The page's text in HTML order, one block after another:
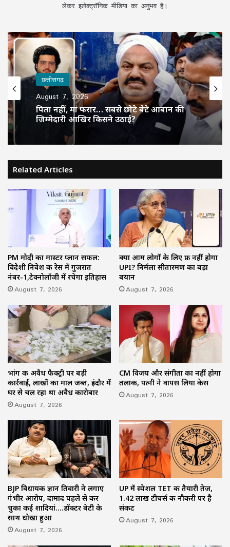
लेकर इलेक्ट्रॉनिक मीडिया का अनुभव है।
छत्तीसगढ़
August 7, 2026
पिता नहीं, मां फरार… सबसे छोटे बेटे आबान की
जिम्मेदारी आखिर किसने उठाई?
Related Articles
PM मोदी का मास्टर प्लान सफल:
विदेशी निवेश की रेस में गुजरात
नंबर-1,टेक्नोलॉजी में रचेगा इतिहास
August 7, 2026
क्या आम लोगों के लिए फ्री नहीं होगा
UPI? निर्मला सीतारमण का बड़ा
बयान
August 7, 2026
भांग की अवैध फैक्ट्री पर बड़ी
कार्रवाई, लाखों का माल जब्त, इंदौर में
घर से चल रहा था अवैध कारोबार
August 7, 2026
CM विजय और संगीता का नहीं होगा
तलाक, पत्नी ने वापस लिया केस
August 7, 2026
BJP विधायक ज्ञान तिवारी ने लगाए
गंभीर आरोप, दामाद पहले से कर
चुका कई शादियां….डॉक्टर बेटी के
साथ धोखा हुआ
August 7, 2026
UP में स्पेशल TET की तैयारी तेज,
1.42 लाख टीचर्स की नौकरी पर है
संकट
August 7, 2026